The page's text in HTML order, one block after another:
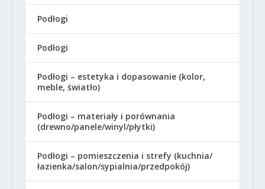
Podłogi
Podłogi
Podłogi – estetyka i dopasowanie (kolor,
meble, światło)
Podłogi – materiały i porównania
(drewno/panele/winyl/płytki)
Podłogi – pomieszczenia i strefy (kuchnia/
łazienka/salon/sypialnia/przedpokój)